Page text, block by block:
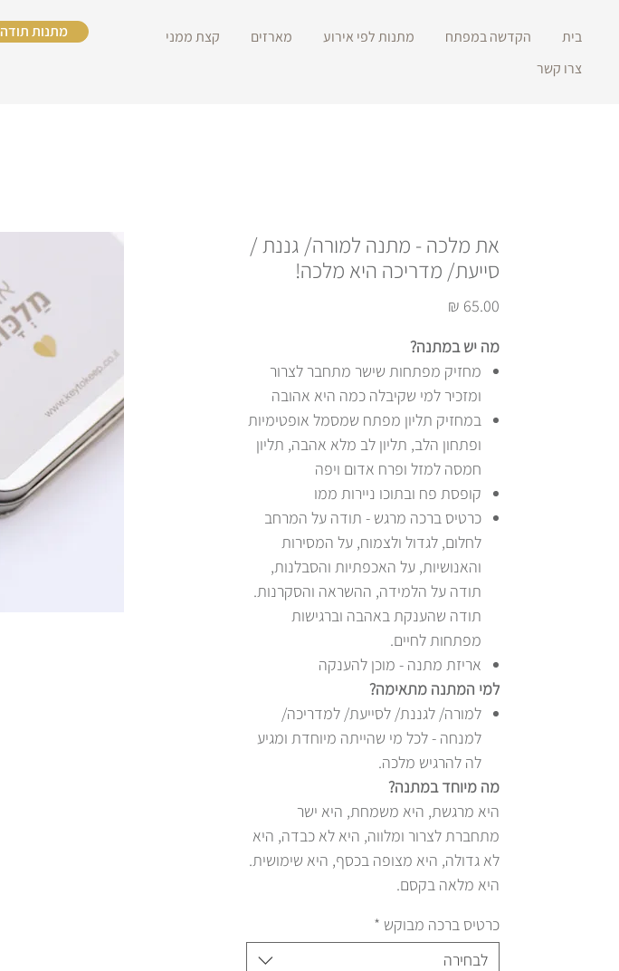
מתנות תודה בית הקדשה במפתח מתנות לפי אירוע מארזים
קצת ממני
צרו קשר
את מלכה - מתנה למורה/ גננת /
סייעת/ מדריכה היא מלכה!
מה יש במתנה?
מחזיק מפתחות שישר מתחבר לצרור
ומזכיר למי שקיבלה כמה היא אהובה
במחזיק תליון מפתח שמסמל אופטימיות
ופתחון הלב, תליון לב מלא אהבה, תליון
חמסה למזל ופרח אדום ויפה
קופסת פח ובתוכו ניירות ממו
כרטיס ברכה מרגש - תודה על המרחב
לחלום, לגדול ולצמוח, על המסירות
והאנושיות, על האכפתיות והסבלנות,
תודה על הלמידה, ההשראה והסקרנות.
תודה שהענקת באהבה וברגישות
מפתחות לחיים.
אריזת מתנה - מוכן להענקה
למי המתנה מתאימה?
למורה/ לגננת/ לסייעת/ למדריכה/
למנחה - לכל מי שהייתה מיוחדת ומגיע
לה להרגיש מלכה.
מה מיוחד במתנה?
היא מרגשת, היא משמחת, היא ישר
מתחברת לצרור ומלווה, היא לא כבדה, היא
לא גדולה, היא מצופה בכסף, היא שימושית.
היא מלאה בקסם.
כרטיס ברכה מבוקש *
לבחירה